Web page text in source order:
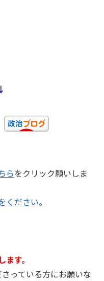
らをクリック願いしま
ください。
す。
っている方にお願いな